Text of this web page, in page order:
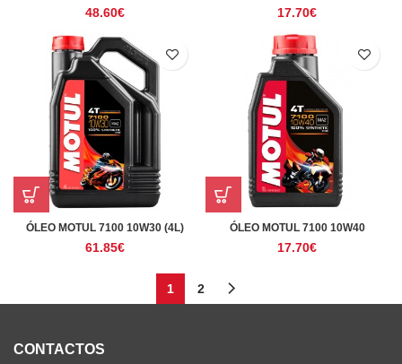
48.60€ 17.70€
ÓLEO MOTUL 7100 10W30 (4L)
61.85€
ÓLEO MOTUL 7100 10W40
17.70€
1 2
CONTACTOS